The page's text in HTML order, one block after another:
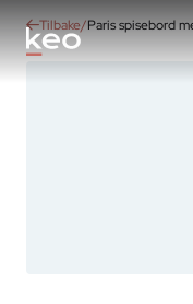
Tilbake Paris spisebord